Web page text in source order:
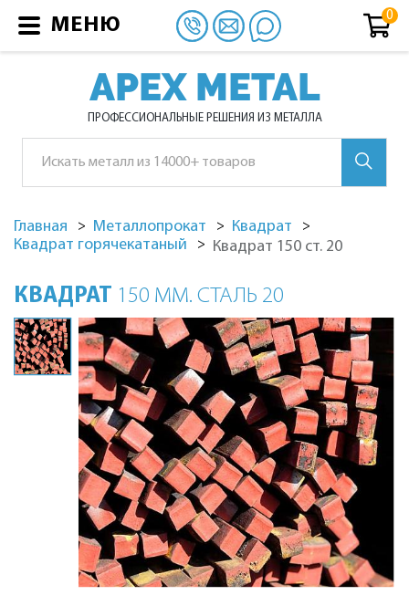
APEX METAL
ПРОФЕССИОНАЛЬНЫЕ РЕШЕНИЯ ИЗ МЕТАЛЛА
Главная Металлопрокат
Квадрат
Квадрат горячекатаный
Квадрат 150 ст. 20
КВАДРАТ 150 ММ. СТАЛЬ 20
МЕНЮ